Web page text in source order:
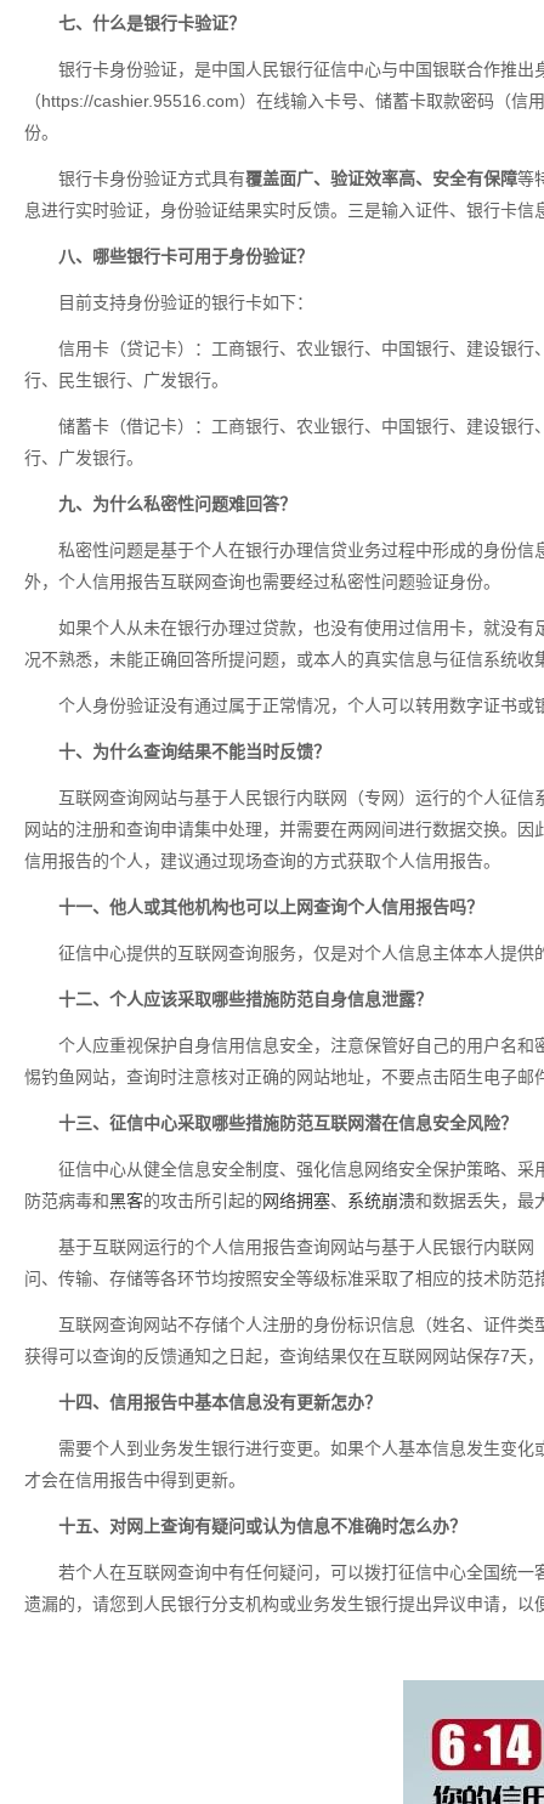
七、什么是银行卡验证？
银行卡身份验证，是中国人民银行征信中心与中国银联合作推
（https://cashier.95516.com）在线输入卡号、储蓄卡取款密码（
份。
银行卡身份验证方式具有覆盖面广、验证效率高、安全有保障等
息进行实时验证，身份验证结果实时反馈。三是输入证件、银行卡
八、哪些银行卡可用于身份验证？
目前支持身份验证的银行卡如下：
信用卡（贷记卡）：工商银行、农业银行、中国银行、建设银
行、民生银行、广发银行。
储蓄卡（借记卡）：工商银行、农业银行、中国银行、建设银
行、广发银行。
九、为什么私密性问题难回答？
私密性问题是基于个人在银行办理信贷业务过程中形成的身份
外，个人信用报告互联网查询也需要经过私密性问题验证身份。
如果个人从未在银行办理过贷款，也没有使用过信用卡，就没
况不熟悉，未能正确回答所提问题，或本人的真实信息与征信系统
个人身份验证没有通过属于正常情况，个人可以转用数字证书
十、为什么查询结果不能当时反馈？
互联网查询网站与基于人民银行内联网（专网）运行的个人征
网站的注册和查询申请集中处理，并需要在两网间进行数据交换。
信用报告的个人，建议通过现场查询的方式获取个人信用报告。
十一、他人或其他机构也可以上网查询个人信用报告吗？
征信中心提供的互联网查询服务，仅是对个人信息主体本人提
十二、个人应该采取哪些措施防范自身信息泄露？
个人应重视保护自身信用信息安全，注意保管好自己的用户名
惕钓鱼网站，查询时注意核对正确的网站地址，不要点击陌生电子
十三、征信中心采取哪些措施防范互联网潜在信息安全风险？
征信中心从健全信息安全制度、强化信息网络安全保护策略、
防范病毒和黑客的攻击所引起的网络拥塞、 系统崩溃和数据丢失，最
基于互联网运行的个人信用报告查询网站与基于人民银行内联
问、传输、存储等各环节均按照安全等级标准采取了相应的技术防范
互联网查询网站不存储个人注册的身份标识信息（姓名、证件
获得可以查询的反馈通知之日起，查询结果仅在互联网网站保存7天
十四、信用报告中基本信息没有更新怎办？
需要个人到业务发生银行进行变更。如果个人基本信息发生变
才会在信用报告中得到更新。
十五、对网上查询有疑问或认为信息不准确时怎么办？
若个人在互联网查询中有任何疑问，可以拨打征信中心全国统
遗漏的，请您到人民银行分支机构或业务发生银行提出异议申请，以